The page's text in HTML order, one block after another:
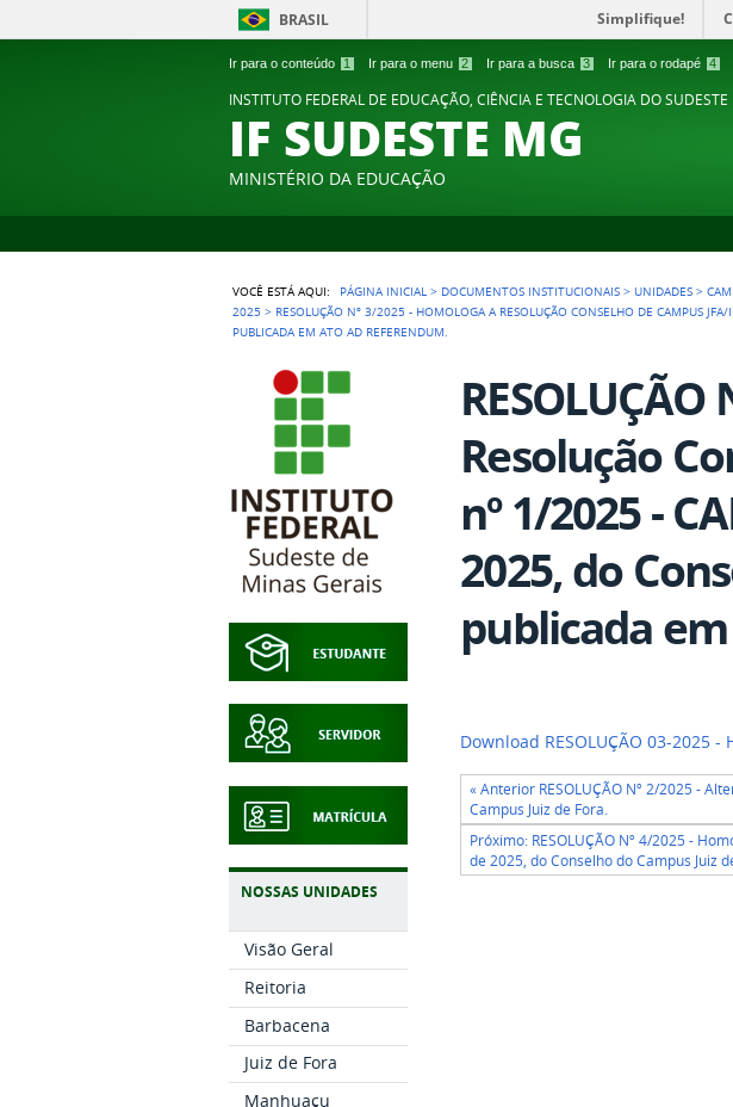
Ir para o conteúdo 1 Ir para o menu 2 Ir para a busca 3 Ir para o rodapé 4
BRASIL Simplifique!
INSTITUTO FEDERAL DE EDUCAÇÃO, CIÊNCIA E TECNOLOGIA DO
IF SUDESTE MG
MINISTÉRIO DA EDUCAÇÃO
VOCÊ ESTÁ AQUI: PÁGINA INICIAL > DOCUMENTOS INSTITUCIONAIS > UNIDADES >
2025 > RESOLUÇÃO Nº 3/2025 - HOMOLOGA A RESOLUÇÃO CONSELHO DE CAMPUS
PUBLICADA EM ATO AD REFERENDUM.
NOSSAS UNIDADES
Visão Geral
Reitoria
Barbacena
Juiz de Fora
Manhuaçu
Resolução
nº 1/2025 -
2025, do
publicada
Download RESOLUÇÃO 03-2025 -
« Anterior RESOLUÇÃO Nº 2/2025 -
Campus Juiz de Fora.
Próximo: RESOLUÇÃO Nº 4/2025 -
de 2025, do Conselho do Campus Juiz